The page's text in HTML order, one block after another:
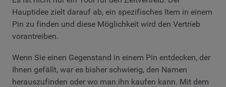
Hauptidee zielt darauf ab, ein spezifisches Item in einem
Pin zu finden und diese Möglichkeit wird den Vertrieb
vorantreiben.
Wenn Sie einen Gegenstand in einem Pin entdecken, der
Ihnen gefällt, war es bisher schwierig, den Namen
herauszufinden oder wo man ihn kaufen kann. Mit dem